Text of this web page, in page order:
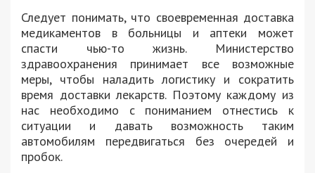
Следует понимать, что своевременная доставка
медикаментов в больницы и аптеки может
спасти чью-то жизнь. Министерство
здравоохранения принимает все возможные
меры, чтобы наладить логистику и сократить
время доставки лекарств. Поэтому каждому из
нас необходимо с пониманием отнестись к
ситуации и давать возможность таким
автомобилям передвигаться без очередей и
пробок.